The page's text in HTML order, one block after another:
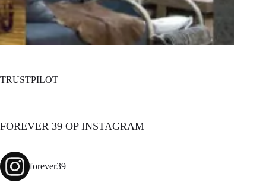
TRUSTPILOT
FOREVER 39 OP INSTAGRAM
forever39